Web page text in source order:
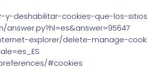
y-deshabilitar-cookies-que-los-
explorer/delete-manage-
#cookies